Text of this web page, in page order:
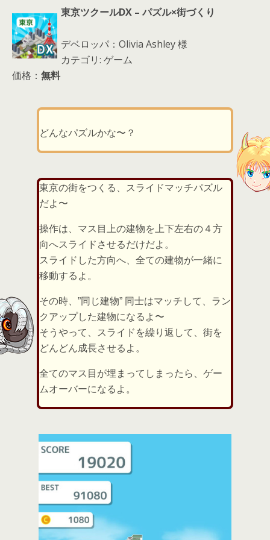
東京ツクールDX – パズル×街づくり
デベロッパ：Olivia Ashley 様
カテゴリ: ゲーム
価格： 無料
どんなパズルかな〜？
東京の街をつくる、スライドマッチパズル
だよ〜
操作は、マス目上の建物を上下左右の４方
向へスライドさせるだけだよ。
スライドした方向へ、全ての建物が一緒に
移動するよ。
その時、”同じ建物” 同士はマッチして、ラン
クアップした建物になるよ〜
そうやって、スライドを繰り返して、街を
どんどん成長させるよ。
全てのマス目が埋まってしまったら、ゲー
ムオーバーになるよ。